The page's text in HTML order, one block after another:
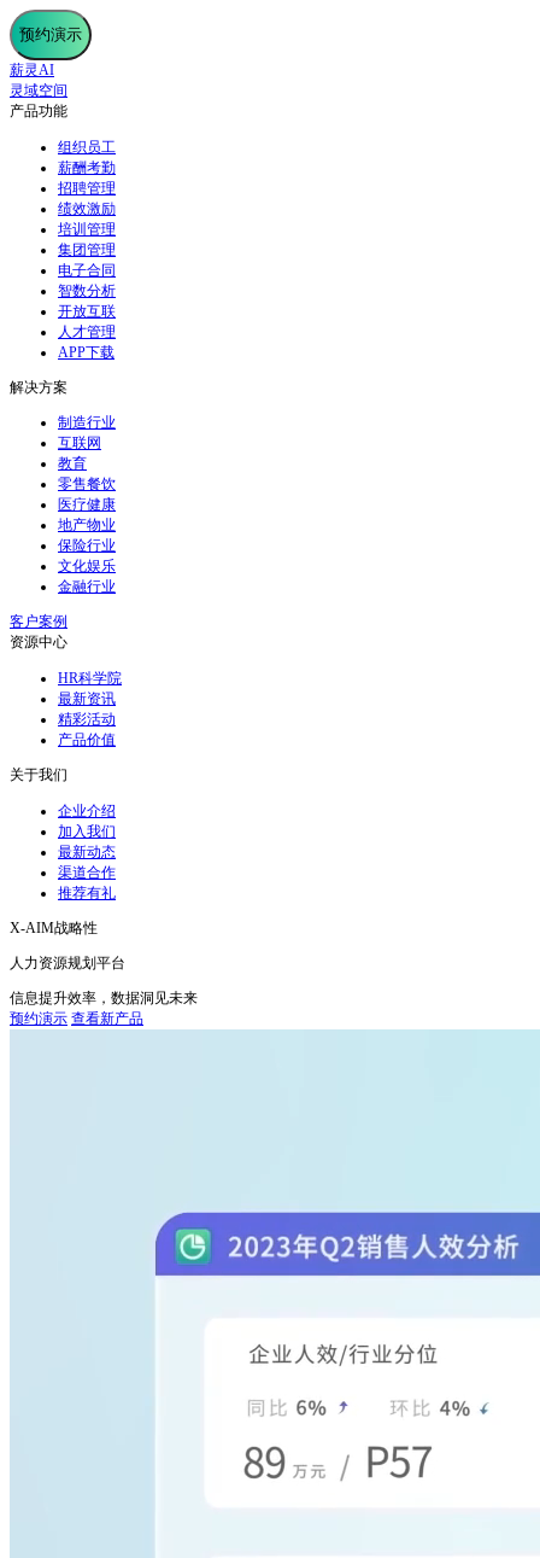
预约演示
薪灵AI
灵域空间
产品功能
组织员工
薪酬考勤
招聘管理
绩效激励
培训管理
集团管理
电子合同
智数分析
开放互联
人才管理
APP下载
解决方案
制造行业
互联网
教育
零售餐饮
医疗健康
地产物业
保险行业
文化娱乐
金融行业
客户案例
资源中心
HR科学院
最新资讯
精彩活动
产品价值
关于我们
企业介绍
加入我们
最新动态
渠道合作
推荐有礼
X-AIM战略性
人力资源规划平台
信息提升效率，数据洞见未来
预约演示 查看新产品